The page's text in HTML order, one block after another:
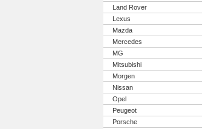
Land Rover
Lexus
Mazda
Mercedes
MG
Mitsubishi
Morgen
Nissan
Opel
Peugeot
Porsche